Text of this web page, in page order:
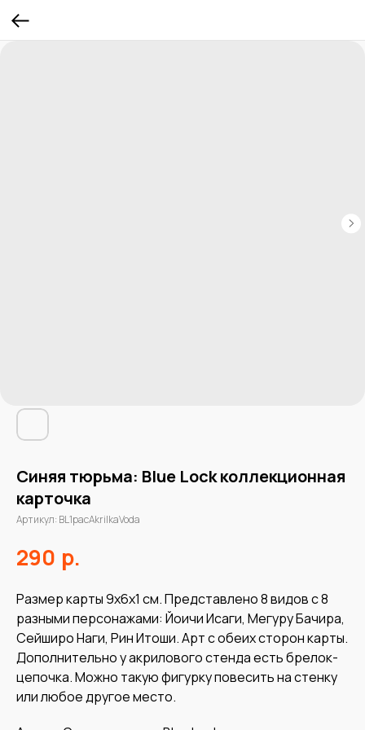
Синяя тюрьма: Blue Lock коллекционная
карточка
Артикул: BL1pacAkrilkaVoda
290 р.
Размер карты 9х6х1 см. Представлено 8 видов с 8
разными персонажами: Йоичи Исаги, Мегуру Бачира,
Сейширо Наги, Рин Итоши. Арт с обеих сторон карты.
Дополнительно у акрилового стенда есть брелок-
цепочка. Можно такую фигурку повесить на стенку
или любое другое место.